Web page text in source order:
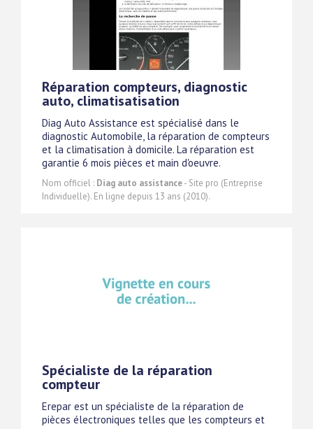
Réparation compteurs, diagnostic
auto, climatisatisation
Diag Auto Assistance est spécialisé dans le
diagnostic Automobile, la réparation de compteurs
et la climatisation à domicile. La réparation est
garantie 6 mois pièces et main d'oeuvre.
Nom officiel : Diag auto assistance- Site pro (Entreprise
Individuelle). En ligne depuis 13 ans (2010).
Spécialiste de la réparation
compteur
Erepar est un spécialiste de la réparation de
pièces électroniques telles que les compteurs et